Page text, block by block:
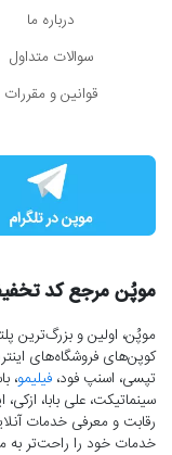
درباره ما
سوالات متداول
قوانین و مقررات
موپُن مرجع کد
موپُن، اولین و بزرگ‌ترین
کوپن‌های فروشگاه‌های
تپسی، اسنپ فود، فیلیمو،
سینماتیکت، علی بابا،
رقابت و معرفی خدمات
خدمات خود را راحت‌تر به